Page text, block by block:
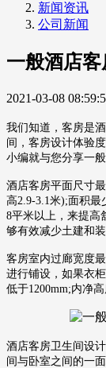
新闻资讯
公司新闻
一般酒店
2021-03-08
我们知道，客房是
间，客房设计体验
小编就与您分享一
酒店客房平面尺寸
高2.9-3.1米);面积最
8平米以上，来提高
够有效减少土建和
客房室内过廊宽度
进行铺设，如果衣
低于1200mm;内净
酒店客房卫生间设
间与卧室之间的一